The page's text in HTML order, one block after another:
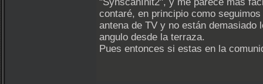
contaré, en principio como
antena de TV y no están
angulo desde la terraza.
Pues entonces si estas en la